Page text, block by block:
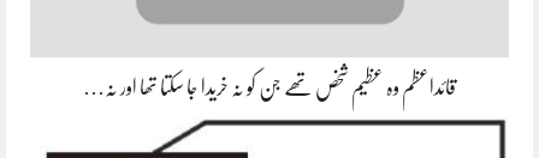
قائداعظم وہ عظیم شخص تھے جن کو نہ خریدا جا سکتا تھا اور نہ…